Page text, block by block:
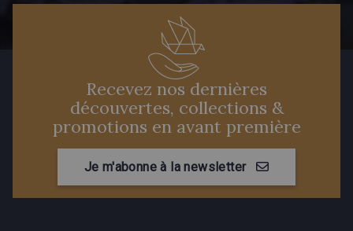
Recevez nos dernières
découvertes, collections &
promotions en avant première
Je m'abonne à la newsletter